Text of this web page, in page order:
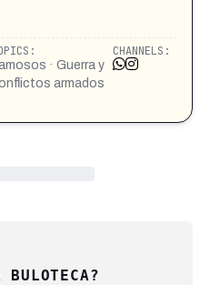
· Guerra y
armados
CHANNELS:
BULOTECA?